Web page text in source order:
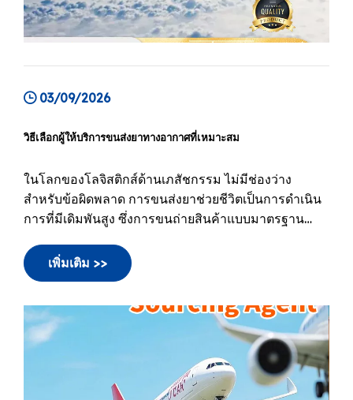
03/09/2026
สำหรับข้อผิดพลาด การขนส่งยาช่วยชีวิตเป็นการดำเนิน
การที่มีเดิมพันสูง ซึ่งการขนถ่ายสินค้าแบบมาตรฐาน
ไม่ใช่ทางเลือก การเบี่ยงเบนอุณหภูมิเพียงครั้งเดียวอาจ
ทำให้การขนส่งวัคซีนหรือยาชีวภาพทั้งหมดไร้ประโยชน์
ส่งผลให้เกิดการแตกหักได้